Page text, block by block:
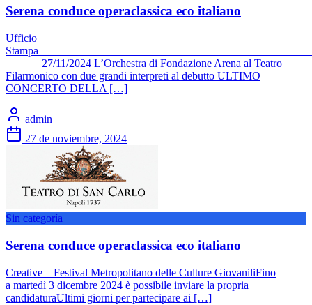
Serena conduce operaclassica eco italiano
Ufficio
27/11/2024 L’Orchestra di Fondazione Arena al Teatro
Filarmonico con due grandi interpreti al debutto ULTIMO
CONCERTO DELLA […]
admin
27 de noviembre, 2024
Sin categoría
Serena conduce operaclassica eco italiano
Creative – Festival Metropolitano delle Culture GiovaniliFino
a martedì 3 dicembre 2024 è possibile inviare la propria
candidaturaUltimi giorni per partecipare ai […]